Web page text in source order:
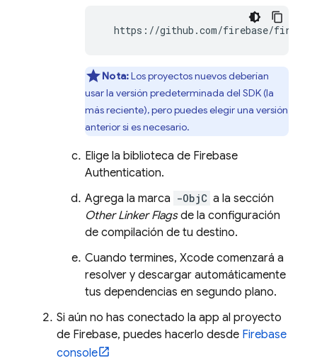
https://github.com/firebase/
Nota:Los proyectos nuevos deberían
usar la versión predeterminada del SDK (la
más reciente), pero puedes elegir una versión
anterior si es necesario.
Elige la biblioteca de Firebase
Authentication.
Agrega la marca -ObjC a la sección
Other Linker Flagsde la configuración
de compilación de tu destino.
Cuando termines, Xcode comenzará a
resolver y descargar automáticamente
tus dependencias en segundo plano.
Si aún no has conectado la app al proyecto
de Firebase, puedes hacerlo desde Firebase
console